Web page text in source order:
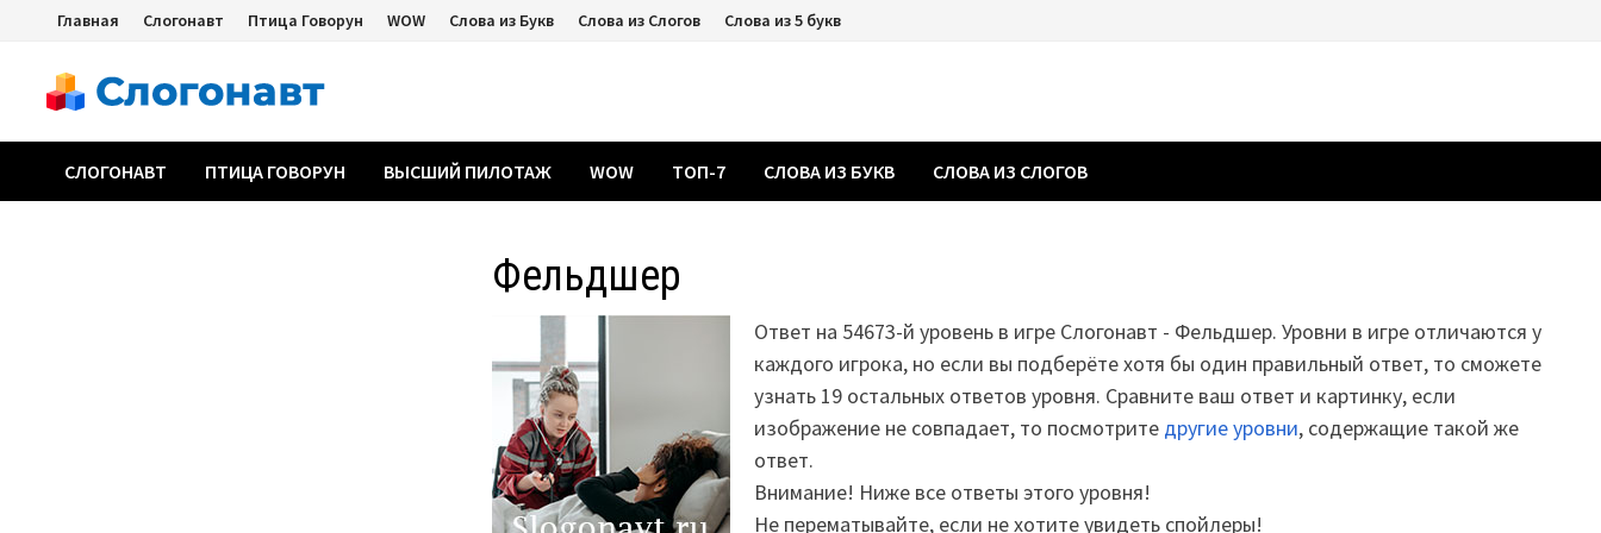
Перейти
содержимому
Главная Слогонавт Птица Говорун WOW Слова из Букв Слова из Слогов Слова из 5 букв
СЛОГОНАВТ ПТИЦА ГОВОРУН ВЫСШИЙ ПИЛОТАЖ WOW ТОП-7 СЛОВА ИЗ БУКВ СЛОВА ИЗ СЛОГОВ
Фельдшер
Ответ на 54673-й уровень в игре Слогонавт - Фельдшер. Уровни в игре отличаются у
каждого игрока, но если вы подберёте хотя бы один правильный ответ, то сможете
узнать 19 остальных ответов уровня. Сравните ваш ответ и картинку, если
изображение не совпадает, то посмотрите другие уровни, содержащие такой же
ответ.
Внимание! Ниже все ответы этого уровня!
Не перематывайте, если не хотите увидеть спойлеры!